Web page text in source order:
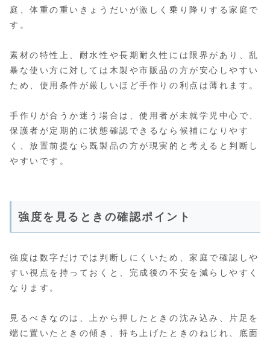
庭、体重の重いきょうだいが激しく乗り降りする家庭で
す。
素材の特性上、耐水性や長期耐久性には限界があり、乱
暴な使い方に対しては木製や市販品の方が安心しやすい
ため、使用条件が厳しいほど手作りの利点は薄れます。
手作りが合うか迷う場合は、使用者が未就学児中心で、
保護者が定期的に状態確認できるなら候補になりやす
く、放置前提なら既製品の方が現実的と考えると判断し
やすいです。
強度を見るときの確認ポイント
強度は数字だけでは判断しにくいため、家庭で確認しや
すい視点を持っておくと、完成後の不安を減らしやすく
なります。
見るべきなのは、上から押したときの沈み込み、片足を
端に置いたときの傾き、持ち上げたときのねじれ、底面